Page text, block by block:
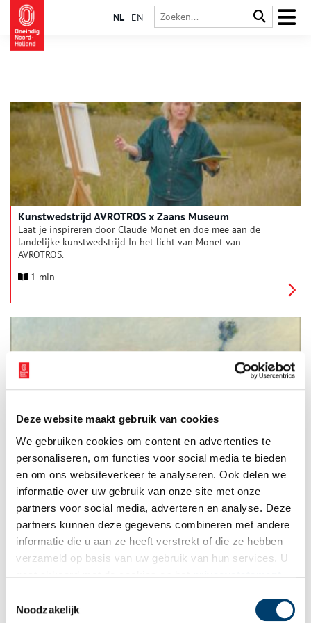
Deze website maakt gebruik van cookies
We gebruiken cookies om content en advertenties te
personaliseren, om functies voor social media te bieden
en om ons websiteverkeer te analyseren. Ook delen we
informatie over uw gebruik van onze site met onze
partners voor social media, adverteren en analyse. Deze
partners kunnen deze gegevens combineren met andere
informatie die u aan ze heeft verstrekt of die ze hebben
verzameld op basis van uw gebruik van hun services. U
Noodzakelijk
NL EN
Kunstwedstrijd AVROTROS x Zaans Museum
Laat je inspireren door Claude Monet en doe mee aan de
landelijke kunstwedstrijd In het licht van Monet van
AVROTROS.
1 min
Vandaag op de dag af is het 150 jaar geleden dat Claude
Monets Impression, soleil levant een criticus aanleiding gaf te
schrijven over ‘de tentoonstelling van de impressionisten’. Dit
moment wordt gezien als de geboorte van het impressionisme
in Frankrijk. Ter ere van dit jubileum presenteert het Van Gogh
Museum dit najaar de groots opgezette
overzichtstentoonstelling Vive l’impressionnisme! Topstukken
uit Nederlandse collecties.
1 min